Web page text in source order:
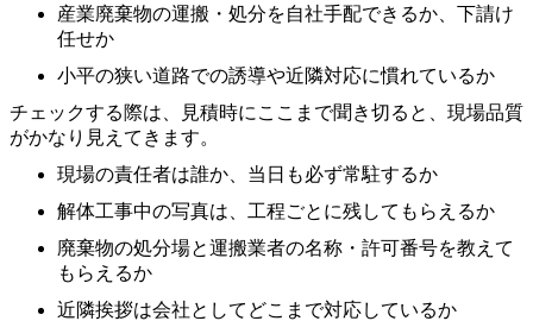
産業廃棄物の運搬・処分を自社手配できるか、下請け
任せか
小平の狭い道路での誘導や近隣対応に慣れているか
チェックする際は、見積時にここまで聞き切ると、現場品質
がかなり見えてきます。
現場の責任者は誰か、当日も必ず常駐するか
解体工事中の写真は、工程ごとに残してもらえるか
廃棄物の処分場と運搬業者の名称・許可番号を教えて
もらえるか
近隣挨拶は会社としてどこまで対応しているか